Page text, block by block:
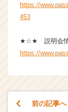
https://
453
★☆★ 説明会
https://
前の記事へ